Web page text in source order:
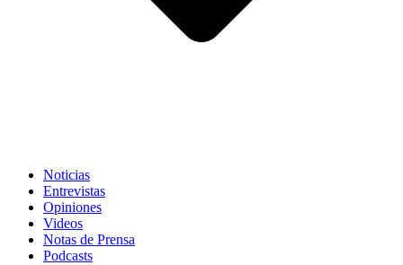
Noticias
Entrevistas
Opiniones
Videos
Notas de Prensa
Podcasts